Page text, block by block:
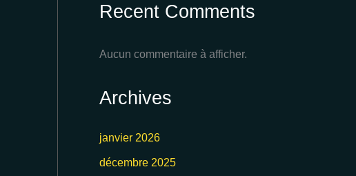
Recent Comments
Aucun commentaire à afficher.
Archives
janvier 2026
décembre 2025